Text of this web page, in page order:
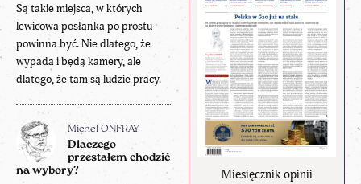
Miesięcznik opinii
Są takie miejsca, w których
lewicowa posłanka po prostu
powinna być. Nie dlatego, że
wypada i będą kamery, ale
dlatego, że tam są ludzie pracy.
Michel ONFRAY
Dlaczego
przestałem chodzić
na wybory?